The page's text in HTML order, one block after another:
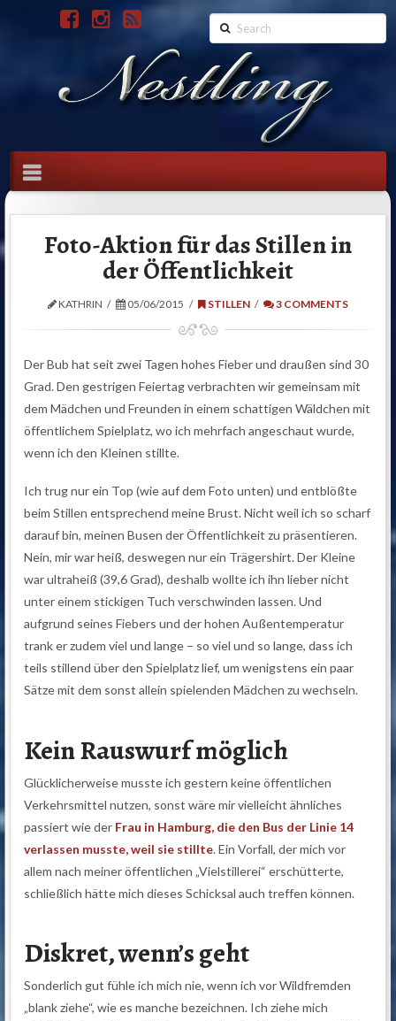
Search
Navigation
Foto-Aktion für das Stillen in
der Öffentlichkeit
KATHRIN 05/06/2015 STILLEN 3 COMMENTS
Der Bub hat seit zwei Tagen hohes Fieber und draußen sind 30
Grad. Den gestrigen Feiertag verbrachten wir gemeinsam mit
dem Mädchen und Freunden in einem schattigen Wäldchen mit
öffentlichem Spielplatz, wo ich mehrfach angeschaut wurde,
wenn ich den Kleinen stillte.
Ich trug nur ein Top (wie auf dem Foto unten) und entblößte
beim Stillen entsprechend meine Brust. Nicht weil ich so scharf
darauf bin, meinen Busen der Öffentlichkeit zu präsentieren.
Nein, mir war heiß, deswegen nur ein Trägershirt. Der Kleine
war ultraheiß (39,6 Grad), deshalb wollte ich ihn lieber nicht
unter einem stickigen Tuch verschwinden lassen. Und
aufgrund seines Fiebers und der hohen Außentemperatur
trank er zudem viel und lange – so viel und so lange, dass ich
teils stillend über den Spielplatz lief, um wenigstens ein paar
Sätze mit dem sonst allein spielenden Mädchen zu wechseln.
Kein Rauswurf möglich
Glücklicherweise musste ich gestern keine öffentlichen
Verkehrsmittel nutzen, sonst wäre mir vielleicht ähnliches
passiert wie der Frau in Hamburg, die den Bus der Linie 14
verlassen musste, weil sie stillte. Ein Vorfall, der mich vor
allem nach meiner öffentlichen „Vielstillerei“ erschütterte,
schließlich hätte mich dieses Schicksal auch treffen können.
Diskret, wenn’s geht
Sonderlich gut fühle ich mich nie, wenn ich vor Wildfremden
„blank ziehe“, wie es manche bezeichnen. Ich ziehe mich